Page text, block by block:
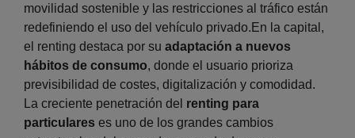
movilidad sostenible y las restricciones al tráfico están
redefiniendo el uso del vehículo privado.En la capital,
el renting destaca por su adaptación a nuevos
hábitos de consumo, donde el usuario prioriza
previsibilidad de costes, digitalización y comodidad.
La creciente penetración del renting para
particulares es uno de los grandes cambios